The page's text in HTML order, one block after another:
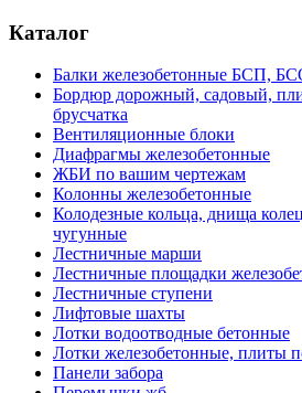
Каталог
Балки железобетонные БСП,
Бордюр дорожный, садовый,
брусчатка
Вентиляционные блоки
Диафрагмы железобетонные
ЖБИ по вашим чертежам
Колонны железобетонные
Колодезные кольца, днища
чугунные
Лестничные марши
Лестничные площадки
Лестничные ступени
Лифтовые шахты
Лотки водоотводные бетонные
Лотки железобетонные, плиты
Панели забора